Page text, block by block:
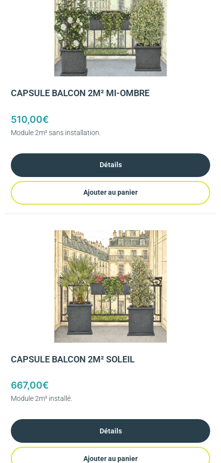
CAPSULE BALCON 2M² MI-OMBRE
510,00€
Module 2m² sans installation.
Détails
Ajouter au panier
CAPSULE BALCON 2M² SOLEIL
667,00€
Module 2m² installé.
Détails
Ajouter au panier